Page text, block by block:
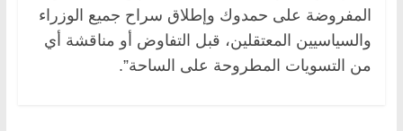
المفروضة على حمدوك وإطلاق سراح جميع الوزراء
والسياسيين المعتقلين، قبل التفاوض أو مناقشة أي
من التسويات المطروحة على الساحة”.